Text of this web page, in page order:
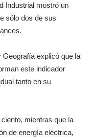
Industrial mostró un
sólo dos de sus
explicó que la
este indicador
tanto en su
mientras que la
de energía eléctrica,